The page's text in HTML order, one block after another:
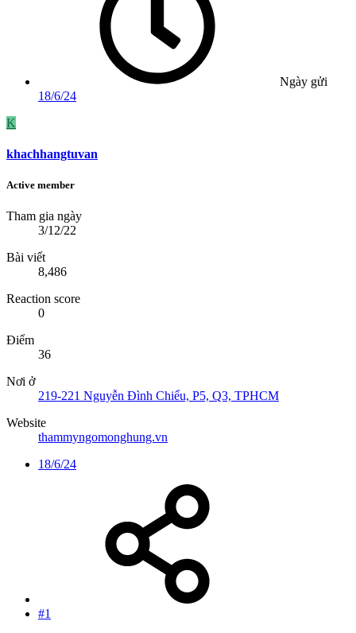
Ngày gửi
18/6/24
K
khachhangtuvan
Active member
Tham gia ngày
3/12/22
Bài viết
8,486
Reaction score
0
Điểm
36
Nơi ở
219-221 Nguyễn Đình Chiểu, P5, Q3, TPHCM
Website
thammyngomonghung.vn
18/6/24
#1